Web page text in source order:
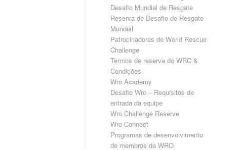
Desafio Mundial de Resgate
Reserva de Desafio de Resgate
Mundial
Patrocinadores do World Rescue
Challenge
Termos de reserva do WRC &
Condições
Wro Academy
Desafio Wro – Requisitos de
entrada da equipe
Wro Challenge Reserve
Wro Connect
Programas de desenvolvimento
de membros da WRO